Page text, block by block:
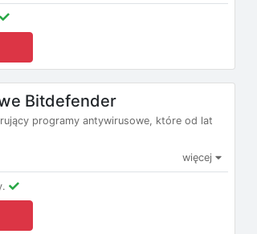
Bitdefender
programy antywirusowe, które od lat
więcej